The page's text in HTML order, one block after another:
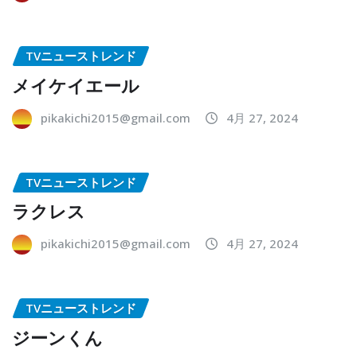
TVニューストレンド
メイケイエール
pikakichi2015@gmail.com 4月 27, 2024
TVニューストレンド
ラクレス
pikakichi2015@gmail.com 4月 27, 2024
TVニューストレンド
ジーンくん